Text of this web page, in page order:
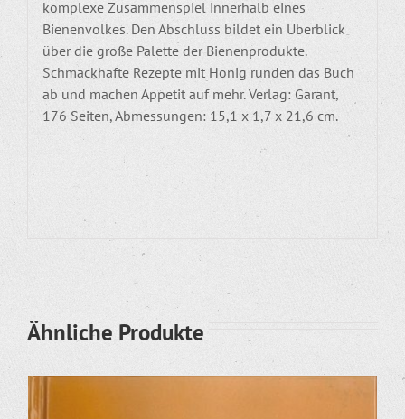
komplexe Zusammenspiel innerhalb eines
Bienenvolkes. Den Abschluss bildet ein Überblick
über die große Palette der Bienenprodukte.
Schmackhafte Rezepte mit Honig runden das Buch
ab und machen Appetit auf mehr. Verlag: Garant,
176 Seiten, Abmessungen: 15,1 x 1,7 x 21,6 cm.
Ähnliche Produkte